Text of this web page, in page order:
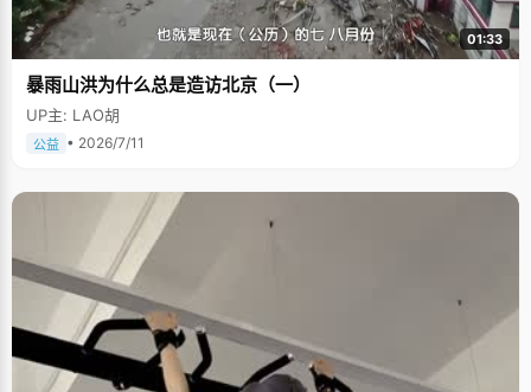
01:33
暴雨山洪为什么总是造访北京（一）
UP主: LAO胡
公益 • 2026/7/11